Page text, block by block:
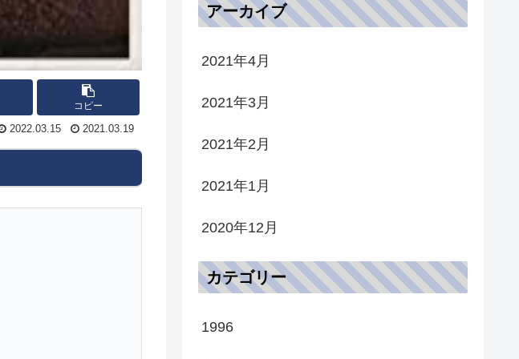
コピー
2022.03.15 2021.03.19
アーカイブ
2021年4月
2021年3月
2021年2月
2021年1月
2020年12月
カテゴリー
1996